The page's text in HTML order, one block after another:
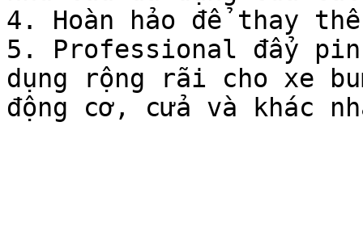
4. Hoàn hảo để thay
5. Professional đẩy
dụng rộng rãi cho xe